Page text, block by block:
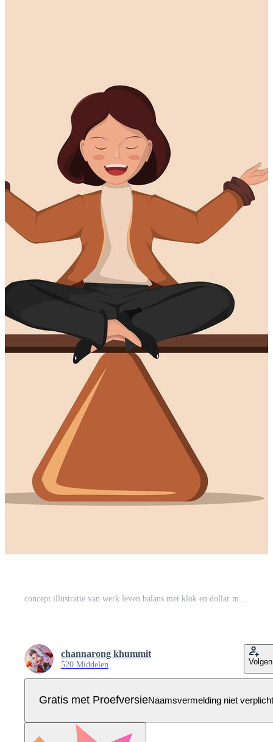
channarong khummit
520 Middelen Volgen
Gratis met ProefversieNaamsvermelding niet verplicht